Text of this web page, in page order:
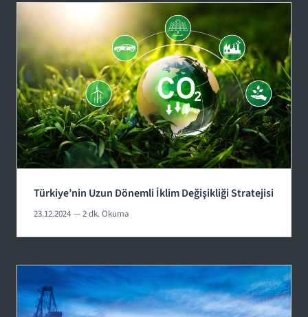
Türkiye’nin Uzun Dönemli İklim Değişikliği Stratejisi
23.12.2024 — 2 dk. Okuma